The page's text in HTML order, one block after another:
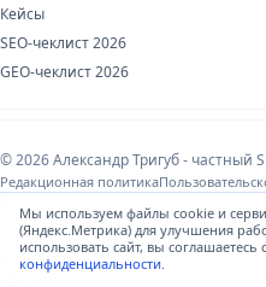
Кейсы
SEO-чеклист 2026
GEO-чеклист 2026
© 2026 Александр Тригуб - частный
Редакционная политика
Информация носит справочный
Мы используем файлы cookie и
(Яндекс.Метрика) для улучшения
использовать сайт, вы соглашаетесь с
конфиденциальности.